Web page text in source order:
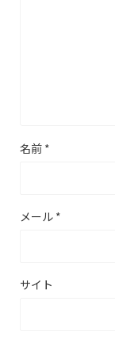
名前 *
メール *
サイト